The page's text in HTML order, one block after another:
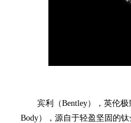
宾利（Bentley），英伦极
Body），源自于轻盈坚固的